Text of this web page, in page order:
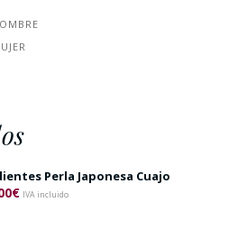
Perla Japonesa Cuajo
€ IVA incluido